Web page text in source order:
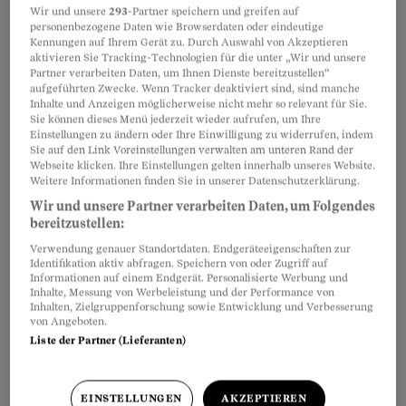
Teilen Merken
Artikel teilen
BGE6A.71/2006vom 09.01.2007: Das
Stadtrichteramt Zürich bestrafte einen
Geschwindigkeitsüberschreitung von 16 km/h
innerorts zu einer Busse von CHF 290. Dieser
Strafbefehlwurde unangefochtenrechtskräftig
Als daraufhin das Strassenverkehrsamt einen
Ausweisentzug für die Dauer von einem Monat
verfügte, machte der Automobilist geltend, er
gesessen. Das Bundesgericht wies seine
Wir und unsere293-Partner speichern und greifen auf
personenbezogene Daten wie Browserdaten oder eindeutige
Kennungen auf Ihrem Gerät zu. Durch Auswahl von Akzeptieren
aktivieren Sie Tracking-Technologien für die unter „Wir und unsere
Partner verarbeiten Daten, um Ihnen Dienste bereitzustellen“
aufgeführten Zwecke. Wenn Tracker deaktiviert sind, sind manche
Inhalte und Anzeigen möglicherweise nicht mehr so relevant für Sie.
Sie können dieses Menü jederzeit wieder aufrufen, um Ihre
Einstellungen zu ändern oder Ihre Einwilligung zu widerrufen, indem
Sie auf den Link Voreinstellungen verwalten am unteren Rand der
Webseite klicken. Ihre Einstellungen gelten innerhalb unseres Website.
Weitere Informationen finden Sie in unserer Datenschutzerklärung.
Wir und unsere Partner verarbeiten Daten, um Folgendes
bereitzustellen:
Verwendung genauer Standortdaten. Endgeräteeigenschaften zur
Identifikation aktiv abfragen. Speichern von oder Zugriff auf
Informationen auf einem Endgerät. Personalisierte Werbung und
Inhalte, Messung von Werbeleistung und der Performance von
Inhalten, Zielgruppenforschung sowie Entwicklung und Verbesserung
von Angeboten.
Liste der Partner (Lieferanten)
EINSTELLUNGEN AKZEPTIEREN